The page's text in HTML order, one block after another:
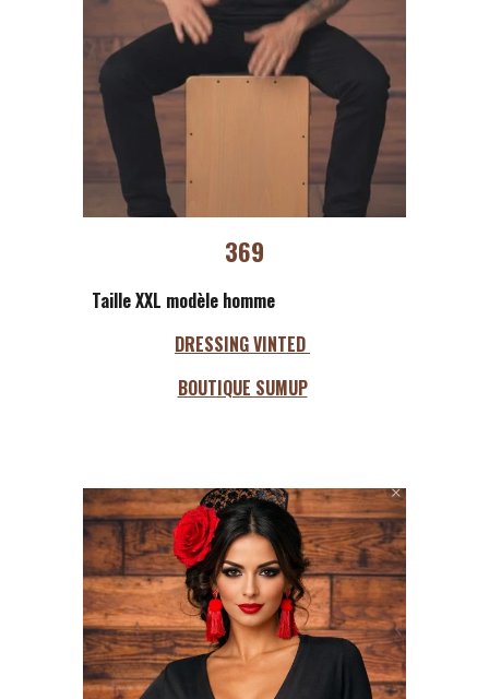
369
Taille XXL modèle homme
DRESSING VINTED
BOUTIQUE SUMUP